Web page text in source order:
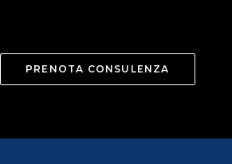
PRENOTA CONSULENZA